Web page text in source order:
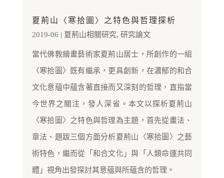
夏荊山〈寒拾圖〉之特色與哲理探析
2019-06 | 夏荊山相關研究, 研究論文
當代佛教繪畫藝術家夏荊山居士，所創作的一組
〈寒拾圖〉既有繼承，更具創新，在濃郁的和合
文化意蘊中蘊含著直接而又深刻的哲理，直指當
今世界之關注，發人深省。本文以探析夏荊山
〈寒拾圖〉之特色與哲理為主題，首先從畫法、
章法、題跋三個方面分析夏荊山〈寒拾圖〉之藝
術特色，繼而從「和合文化」與「人類命運共同
體」視角出發探討其意蘊與所蘊含的哲理。